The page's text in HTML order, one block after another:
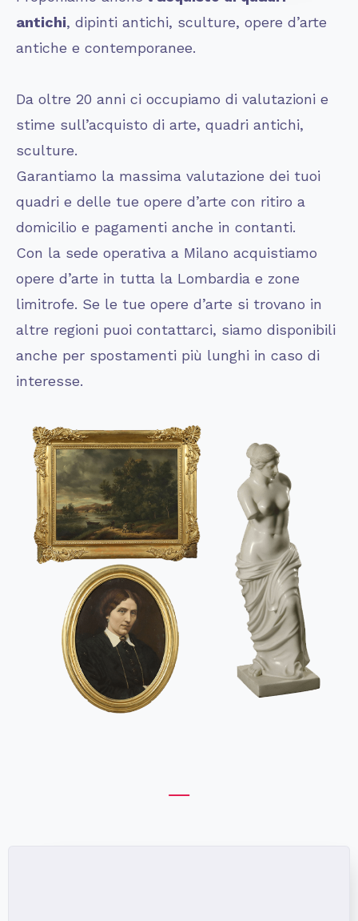
antichi, dipinti antichi, sculture, opere d’arte
antiche e contemporanee.
Da oltre 20 anni ci occupiamo di valutazioni e
stime sull’acquisto di arte, quadri antichi,
sculture.
Garantiamo la massima valutazione dei tuoi
quadri e delle tue opere d’arte con ritiro a
domicilio e pagamenti anche in contanti.
Con la sede operativa a Milano acquistiamo
opere d’arte in tutta la Lombardia e zone
limitrofe. Se le tue opere d’arte si trovano in
altre regioni puoi contattarci, siamo disponibili
anche per spostamenti più lunghi in caso di
interesse.